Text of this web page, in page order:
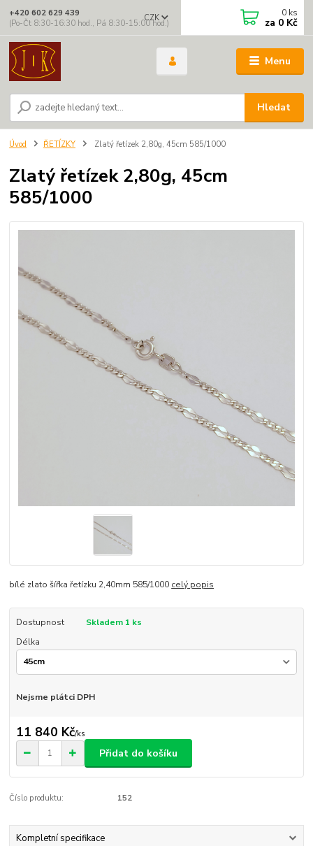
Menu
CZK
Hledat
+420 602 629 439
(Po-Čt 8:30-16:30 hod., Pá 8:30-15:00 hod.)
0 ks
za 0 Kč
Úvod ŘETÍZKY Zlatý řetízek 2,80g, 45cm 585/1000
Zlatý řetízek 2,80g, 45cm
585/1000
bílé zlato šířka řetízku 2,40mm 585/1000 celý popis
Dostupnost
Skladem 1 ks
Délka
Nejsme plátci DPH
11 840 Kč/ks
Přidat do košíku
Číslo produktu: 152
Kompletní specifikace